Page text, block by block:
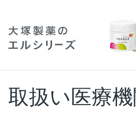
取扱い医療